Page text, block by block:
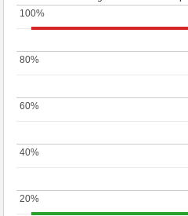
20%
20%
40%
40%
60%
60%
80%
80%
100%
100%